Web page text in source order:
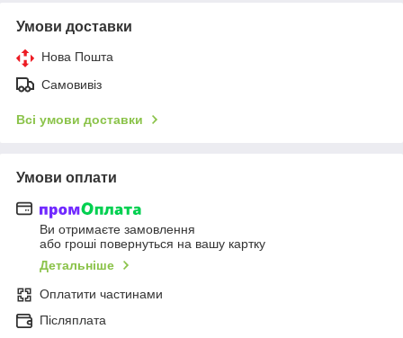
Умови доставки
Нова Пошта
Самовивіз
Всі умови доставки
Умови оплати
Ви отримаєте замовлення
або гроші повернуться на вашу картку
Детальніше
Оплатити частинами
Післяплата